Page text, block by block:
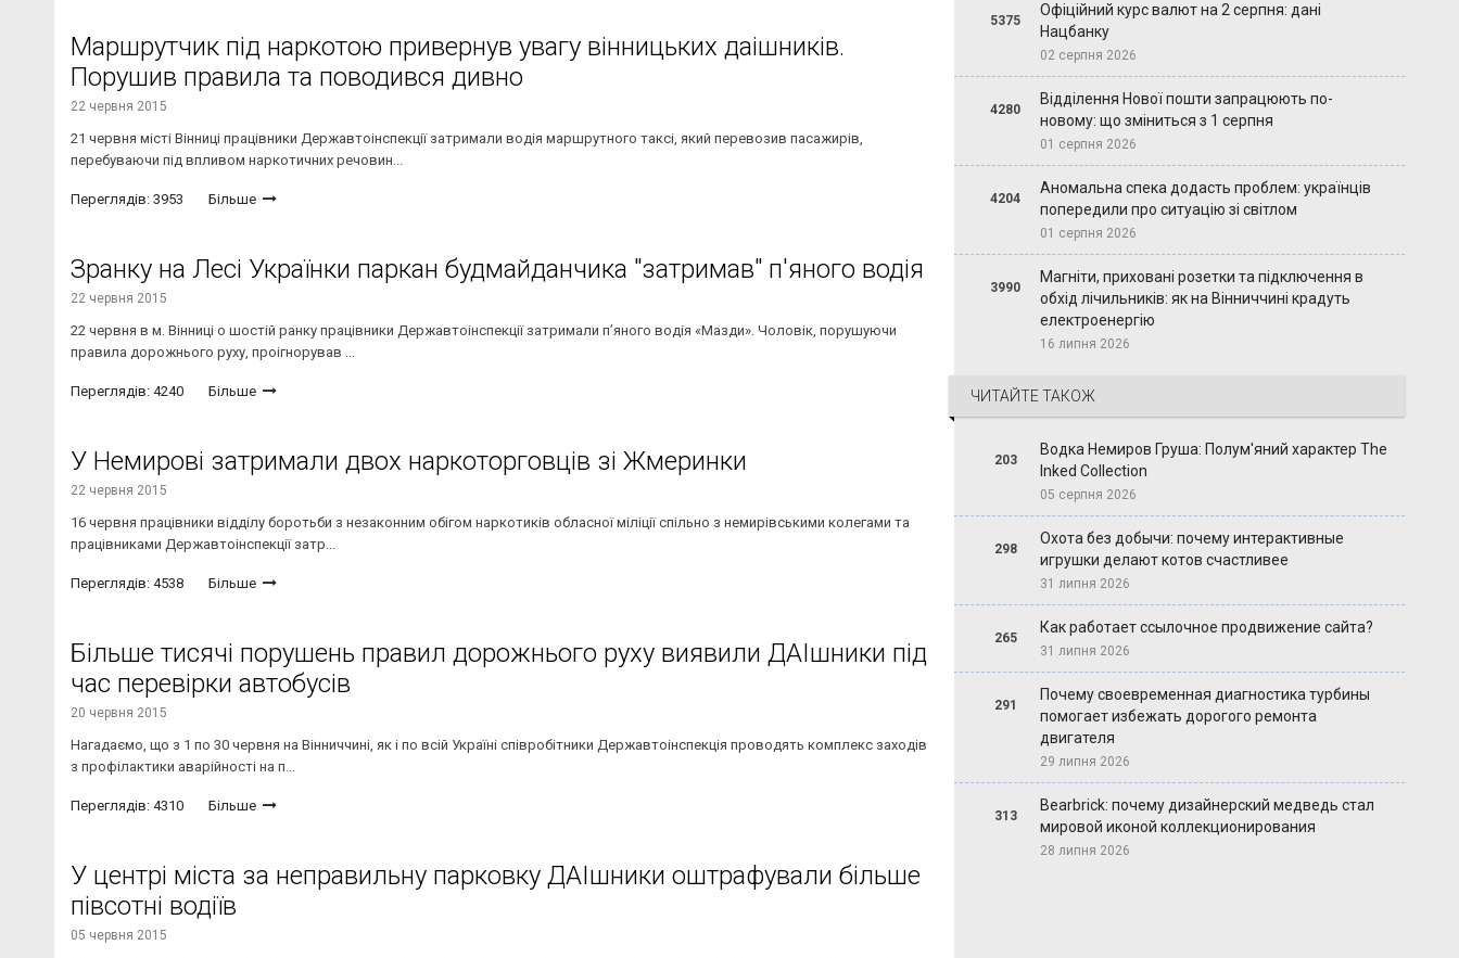
Маршрутчик під наркотою привернув увагу вінницьких даішників.
Порушив правила та поводився дивно
22 червня 2015
21 червня місті Вінниці працівники Державтоінспекції затримали водія маршрутного таксі, який перевозив пасажирів,
перебуваючи під впливом наркотичних речовин...
Переглядів: 3953 Більше
Зранку на Лесі Українки паркан будмайданчика "затримав" п'яного водія
22 червня 2015
22 червня в м. Вінниці о шостій ранку працівники Державтоінспекції затримали п’яного водія «Мазди». Чоловік, порушуючи
правила дорожнього руху, проігнорував ...
Переглядів: 4240 Більше
У Немирові затримали двох наркоторговців зі Жмеринки
22 червня 2015
16 червня працівники відділу боротьби з незаконним обігом наркотиків обласної міліції спільно з немирівськими колегами та
працівниками Державтоінспекції затр...
Переглядів: 4538 Більше
Більше тисячі порушень правил дорожнього руху виявили ДАІшники під
час перевірки автобусів
20 червня 2015
Нагадаємо, що з 1 по 30 червня на Вінниччині, як і по всій Україні співробітники Державтоінспекція проводять комплекс заходів
з профілактики аварійності на п...
Переглядів: 4310 Більше
У центрі міста за неправильну парковку ДАІшники оштрафували більше
півсотні водіїв
05 червня 2015
5375
Офіційний курс валют на 2 серпня: дані
Нацбанку
02 серпня 2026
4280
Відділення Нової пошти запрацюють по-
новому: що зміниться з 1 серпня
01 серпня 2026
4204
Аномальна спека додасть проблем: українців
попередили про ситуацію зі світлом
01 серпня 2026
3990
Магніти, приховані розетки та підключення в
обхід лічильників: як на Вінниччині крадуть
електроенергію
16 липня 2026
ЧИТАЙТЕ ТАКОЖ
203
Водка Немиров Груша: Полум'яний характер The
Inked Collection
05 серпня 2026
298
Охота без добычи: почему интерактивные
игрушки делают котов счастливее
31 липня 2026
265
Как работает ссылочное продвижение сайта?
31 липня 2026
291
Почему своевременная диагностика турбины
помогает избежать дорогого ремонта
двигателя
29 липня 2026
313
Bearbrick: почему дизайнерский медведь стал
мировой иконой коллекционирования
28 липня 2026